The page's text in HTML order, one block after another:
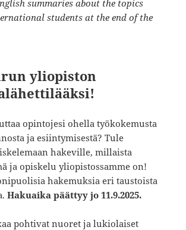
summaries about the topics
students at the end of the
yliopiston
opintojesi ohella työkokemusta
ja esiintymisestä? Tule
hakeville, millaista
ja opiskelu yliopistossamme on!
hakemuksia eri taustoista
Hakuaika päättyy jo 11.9.2025.
pohtivat nuoret ja lukiolaiset